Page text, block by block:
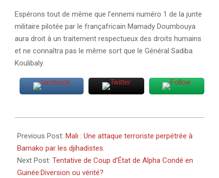
Espérons tout de même que l’ennemi numéro 1 de la junte
militaire pilotée par le françafricain Mamady Doumbouya
aura droit à un traitement respectueux des droits humains
et ne connaîtra pas le même sort que le Général Sadiba
Koulibaly.
09-
18
Previous Post: Mali : Une attaque terroriste perpétrée à
Bamako par les djihadistes.
Next Post: Tentative de Coup d’État de Alpha Condé en
Guinée:Diversion ou vérité?